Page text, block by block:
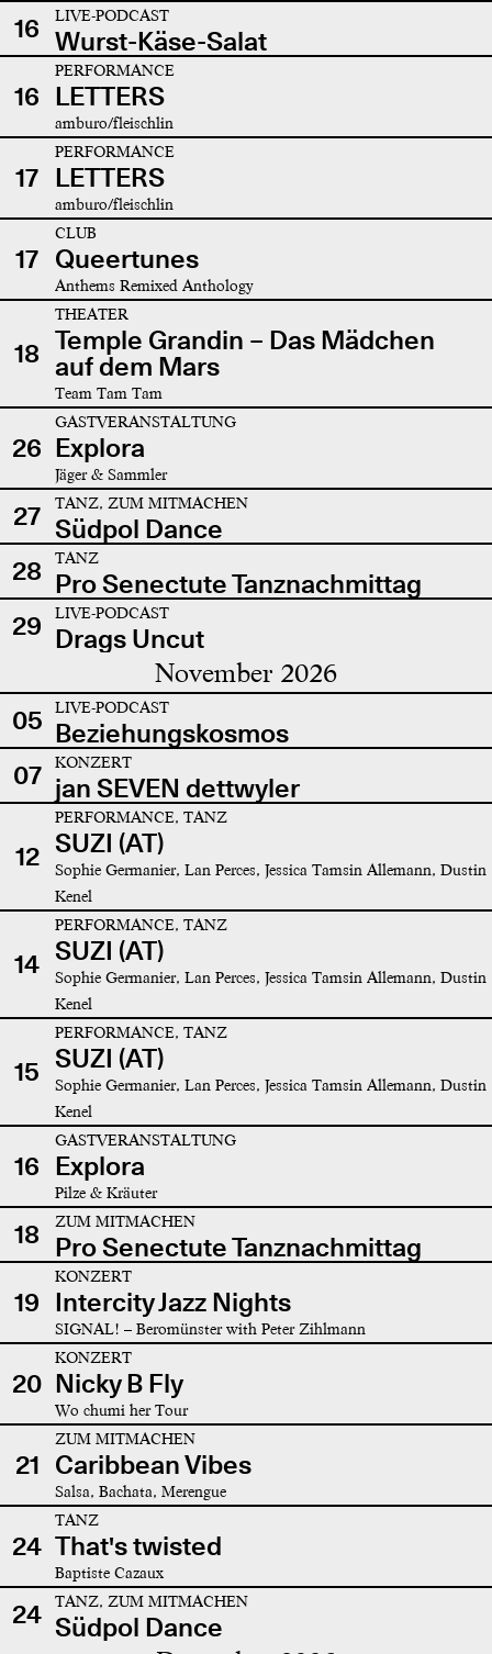
16 LIVE-PODCAST
Wurst-Käse-Salat
16
PERFORMANCE
LETTERS
amburo/fleischlin
17
PERFORMANCE
LETTERS
amburo/fleischlin
17
CLUB
Queertunes
Anthems Remixed Anthology
18
THEATER
Temple Grandin – Das Mädchen
auf dem Mars
Team Tam Tam
26
GASTVERANSTALTUNG
Explora
Jäger & Sammler
27 TANZ, ZUM MITMACHEN
Südpol Dance
28
TANZ
Pro Senectute Tanznachmittag
29
LIVE-PODCAST
Drags Uncut
November 2026
05 LIVE-PODCAST
Beziehungskosmos
07
KONZERT
jan SEVEN dettwyler
12
PERFORMANCE, TANZ
SUZI (AT)
Sophie Germanier, Lan Perces, Jessica Tamsin Allemann, Dustin
Kenel
14
PERFORMANCE, TANZ
SUZI (AT)
Sophie Germanier, Lan Perces, Jessica Tamsin Allemann, Dustin
Kenel
15
PERFORMANCE, TANZ
SUZI (AT)
Sophie Germanier, Lan Perces, Jessica Tamsin Allemann, Dustin
Kenel
16
GASTVERANSTALTUNG
Explora
Pilze & Kräuter
18 ZUM MITMACHEN
Pro Senectute Tanznachmittag
19
KONZERT
Intercity Jazz Nights
SIGNAL! – Beromünster with Peter Zihlmann
20
KONZERT
Nicky B Fly
Wo chumi her Tour
21
ZUM MITMACHEN
Caribbean Vibes
Salsa, Bachata, Merengue
24
TANZ
That's twisted
Baptiste Cazaux
24 TANZ, ZUM MITMACHEN
Südpol Dance